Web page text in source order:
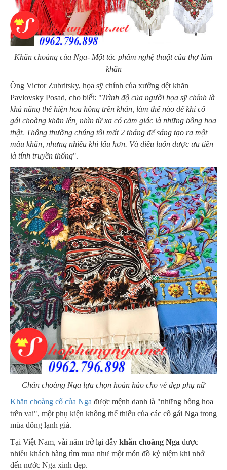
Khăn choàng của Nga- Một tác phẩm nghệ thuật của thợ làm
khăn
Ông Victor Zubritsky, họa sỹ chính của xưởng dệt khăn
Pavlovsky Posad, cho biết: "Trình độ của người họa sỹ chính là
khả năng thể hiện hoa hồng trên khăn, làm thế nào để khi cô
gái choàng khăn lên, nhìn từ xa có cảm giác là những bông hoa
thật. Thông thường chúng tôi mất 2 tháng để sáng tạo ra một
mẫu khăn, nhưng nhiều khi lâu hơn. Và điều luôn được ưu tiên
là tính truyền thống".
Chăn choàng Nga lựa chọn hoàn hảo cho vẻ đẹp phụ nữ
Khăn choàng cổ của Nga được mệnh danh là "những bông hoa
trên vai", một phụ kiện không thể thiếu của các cô gái Nga trong
mùa đông lạnh giá.
Tại Việt Nam, vài năm trở lại đây khăn choàng Nga được
nhiều khách hàng tìm mua như một món đồ kỷ niệm khi nhớ
đến nước Nga xinh đẹp.